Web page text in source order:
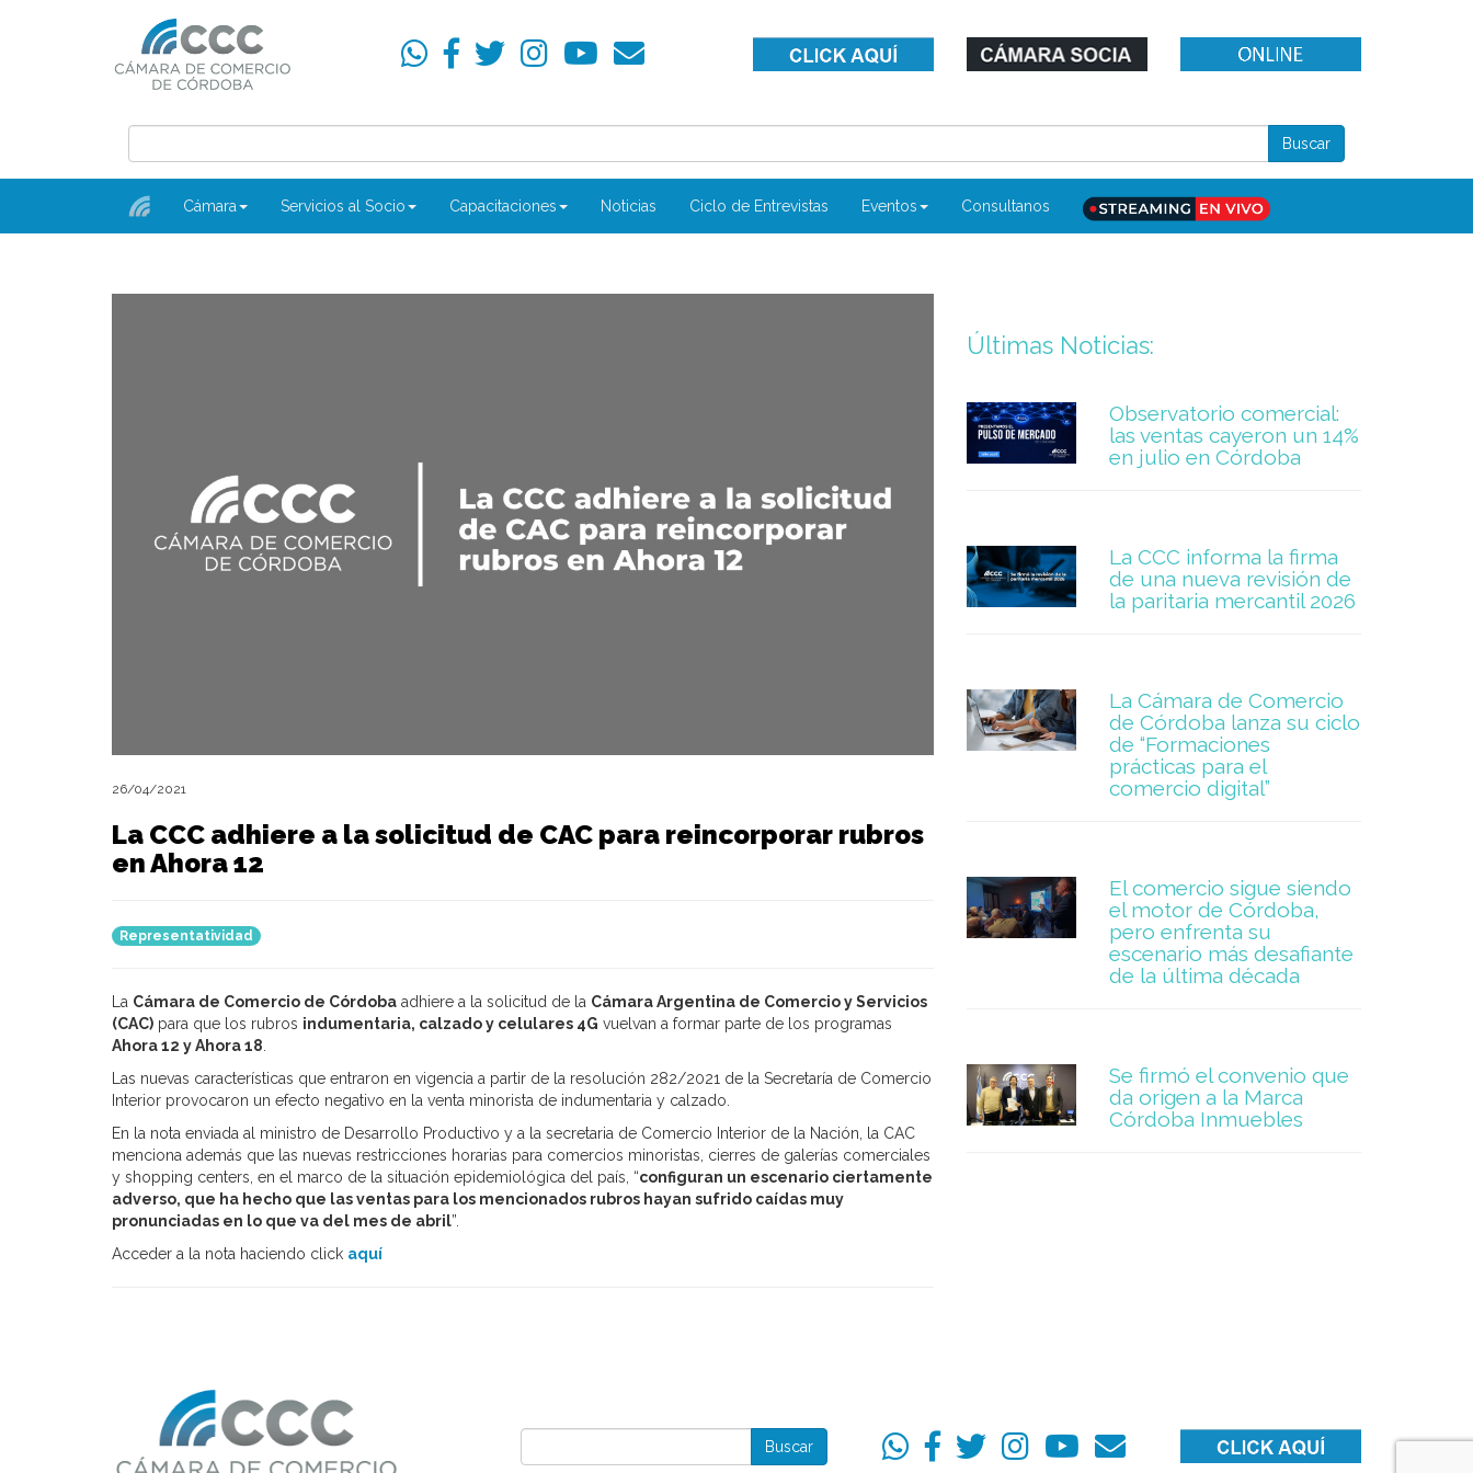
Cámara Servicios al Socio Capacitaciones Noticias Ciclo de Entrevistas Eventos Consultanos
26/04/2021
La CCC adhiere a la solicitud de CAC para reincorporar rubros
en Ahora 12
Representatividad
La Cámara de Comercio de Córdoba adhiere a la solicitud de la Cámara Argentina de Comercio y Servicios
(CAC) para que los rubros indumentaria, calzado y celulares 4G vuelvan a formar parte de los programas
Ahora 12 y Ahora 18.
Las nuevas características que entraron en vigencia a partir de la resolución 282/2021 de la Secretaría de Comercio
Interior provocaron un efecto negativo en la venta minorista de indumentaria y calzado.
En la nota enviada al ministro de Desarrollo Productivo y a la secretaria de Comercio Interior de la Nación, la CAC
menciona además que las nuevas restricciones horarias para comercios minoristas, cierres de galerías comerciales
y shopping centers, en el marco de la situación epidemiológica del país, “configuran un escenario ciertamente
adverso, que ha hecho que las ventas para los mencionados rubros hayan sufrido caídas muy
pronunciadas en lo que va del mes de abril”.
Acceder a la nota haciendo click aquí
Últimas Noticias:
Observatorio comercial:
las ventas cayeron un 14%
en julio en Córdoba
La CCC informa la firma
de una nueva revisión de
la paritaria mercantil 2026
La Cámara de Comercio
de Córdoba lanza su ciclo
de “Formaciones
prácticas para el
comercio digital”
El comercio sigue siendo
el motor de Córdoba,
pero enfrenta su
escenario más desafiante
de la última década
Se firmó el convenio que
da origen a la Marca
Córdoba Inmuebles